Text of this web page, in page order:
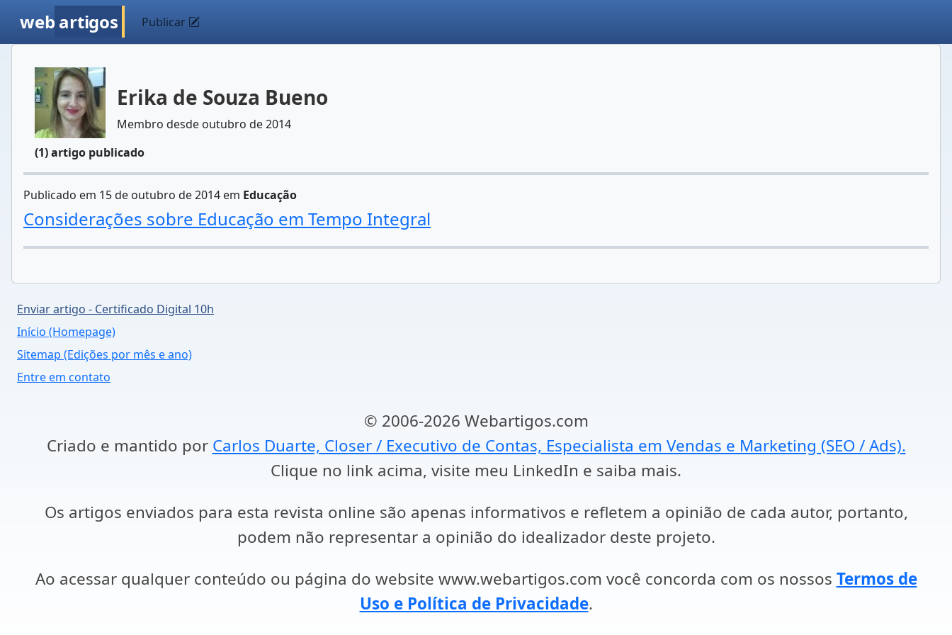
web artigos Publicar
Erika de Souza Bueno
Membro desde outubro de 2014
(1) artigo publicado
Publicado em 15 de outubro de 2014 em Educação
Considerações sobre Educação em Tempo Integral
Enviar artigo - Certificado Digital 10h
Início (Homepage)
Sitemap (Edições por mês e ano)
Entre em contato
© 2006-2026 Webartigos.com
Criado e mantido por Carlos Duarte, Closer / Executivo de Contas, Especialista em Vendas e Marketing (SEO / Ads).
Clique no link acima, visite meu LinkedIn e saiba mais.
Os artigos enviados para esta revista online são apenas informativos e refletem a opinião de cada autor, portanto,
podem não representar a opinião do idealizador deste projeto.
Ao acessar qualquer conteúdo ou página do website www.webartigos.com você concorda com os nossos Termos de
Uso e Política de Privacidade.